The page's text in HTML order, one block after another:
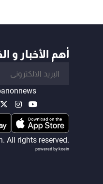
أهم الأخبار و
All rights reserved.
powered by koein